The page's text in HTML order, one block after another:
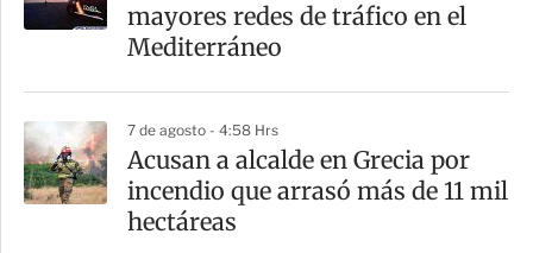
mayores redes de tráfico en el
Mediterráneo
7 de agosto - 4:58 Hrs
Acusan a alcalde en Grecia por
incendio que arrasó más de 11 mil
hectáreas